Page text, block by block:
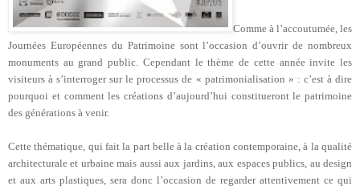
Comme à l’accoutumée, les
Journées Européennes du Patrimoine sont l’occasion d’ouvrir de nombreux
monuments au grand public. Cependant le thème de cette année invite les
visiteurs à s’interroger sur le processus de « patrimonialisation » : c’est à dire
pourquoi et comment les créations d’aujourd’hui constitueront le patrimoine
des générations à venir.
Cette thématique, qui fait la part belle à la création contemporaine, à la qualité
architecturale et urbaine mais aussi aux jardins, aux espaces publics, au design
et aux arts plastiques, sera donc l’occasion de regarder attentivement ce qui